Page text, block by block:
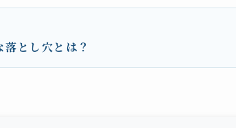
とし穴とは？